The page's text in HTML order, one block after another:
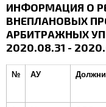
ИНФОРМАЦИЯ О
ВНЕПЛАНОВЫХ
АРБИТРАЖНЫХ
2020.08.31 -
№ АУ